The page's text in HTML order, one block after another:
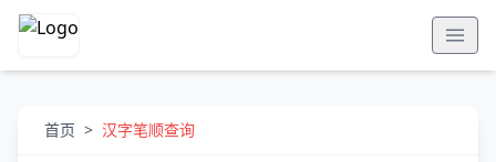
首页 > 汉字笔顺查询